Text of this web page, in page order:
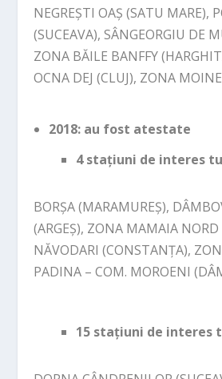
NEGREȘTI OAȘ (SATU MARE),
(SUCEAVA), SÂNGEORGIU DE
ZONA BĂILE BANFFY
OCNA DEJ (CLUJ), ZONA
2018: au fost atestate
4 stațiuni de interes
BORȘA (MARAMUREȘ),
(ARGEȘ), ZONA MAMAIA NORD
NĂVODARI (CONSTANȚA),
PADINA – COM. MOROENI
15 stațiuni de interes